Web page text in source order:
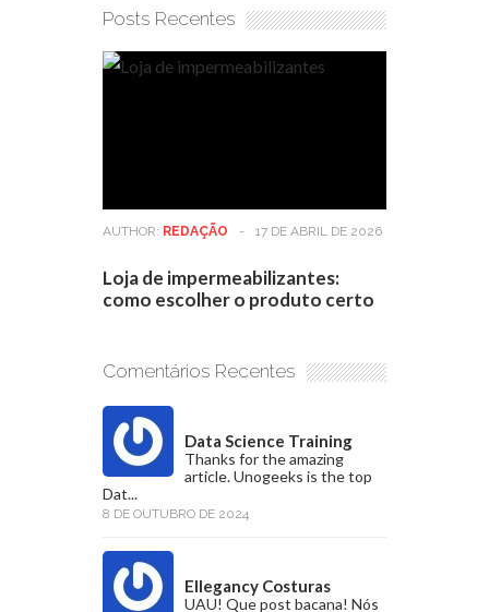
Posts Recentes
AUTHOR: REDAÇÃO - 17 DE ABRIL DE 2026
Loja de impermeabilizantes:
como escolher o produto certo
Comentários Recentes
Data Science Training
Thanks for the amazing
article. Unogeeks is the top
Dat...
8 DE OUTUBRO DE 2024
Ellegancy Costuras
UAU! Que post bacana! Nós